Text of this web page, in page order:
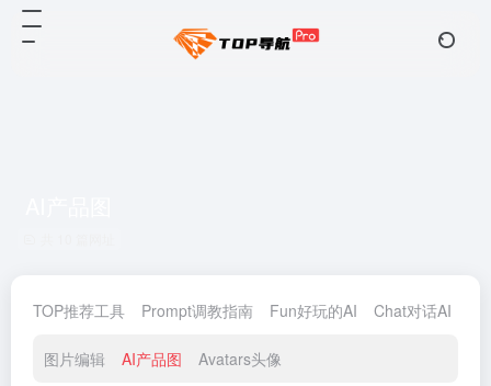
TOP推荐工具 Prompt调教指南 Fun好玩的AI Chat对话AI
图片编辑 AI产品图 Avatars头像